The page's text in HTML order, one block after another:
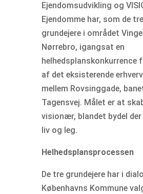
Ejendomsudvikling og
Ejendomme har, som de
grundejere i området
Nørrebro, igangsat en
helhedsplanskonkurrence
af det eksisterende
mellem Rovsinggade,
Tagensvej. Målet er at
visionær, blandet bydel
liv og leg.
Helhedsplansprocessen
De tre grundejere har i
Københavns Kommune